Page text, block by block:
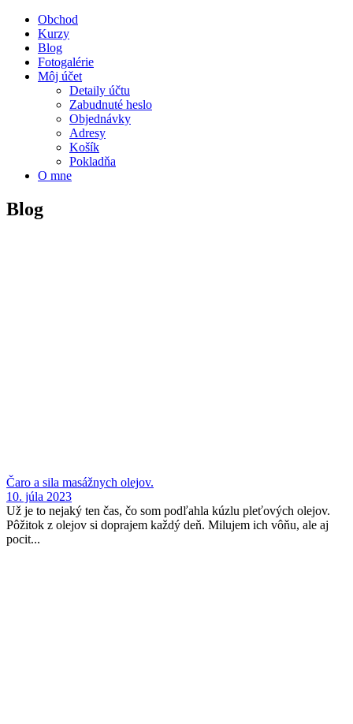
Obchod
Kurzy
Blog
Fotogalérie
Môj účet
Detaily účtu
Zabudnuté heslo
Objednávky
Adresy
Košík
Pokladňa
O mne
Blog
Čaro a sila masážnych olejov.
10. júla 2023
Už je to nejaký ten čas, čo som podľahla kúzlu pleťových olejov.
Pôžitok z olejov si doprajem každý deň. Milujem ich vôňu, ale aj
pocit...